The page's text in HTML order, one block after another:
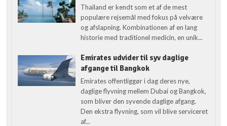
Thailand er kendt som et af de mest
populære rejsemål med fokus på velvære
og afslapning. Kombinationen af en lang
historie med traditionel medicin, en unik...
Emirates udvider til syv daglige
afgange til Bangkok
Emirates offentliggør i dag deres nye,
daglige flyvning mellem Dubai og Bangkok,
som bliver den syvende daglige afgang.
Den ekstra flyvning, som vil blive serviceret
af...